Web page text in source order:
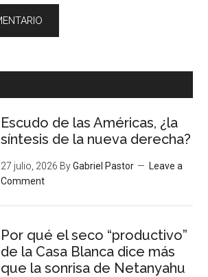
Escudo de las Américas, ¿la
síntesis de la nueva derecha?
27 julio, 2026 ByGabriel Pastor
Leave a
Comment
Por qué el seco “productivo”
de la Casa Blanca dice más
que la sonrisa de Netanyahu